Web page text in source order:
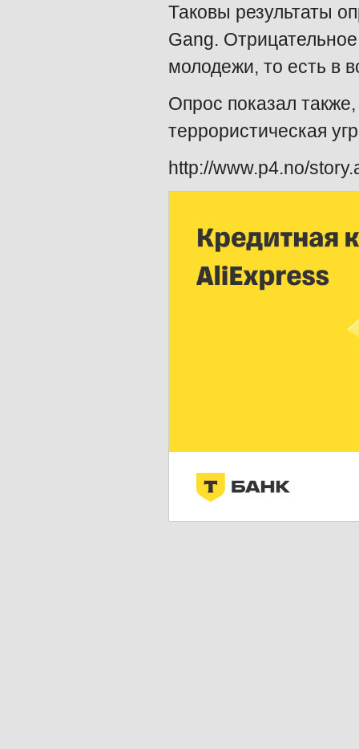
Таковы результаты
Gang.
молодежи, то есть в
Опрос показал
террористическая
http://www.p4.no/